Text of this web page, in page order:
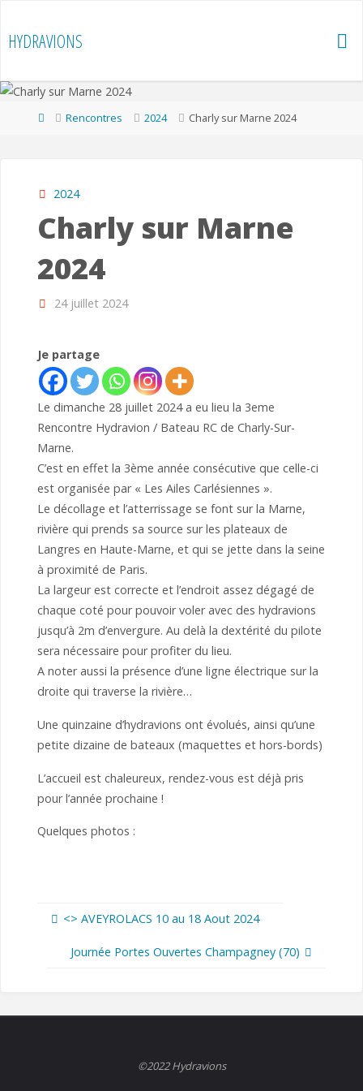
content
HYDRAVIONS
HomeRencontres 2024 Charly sur Marne 2024
2024
Charly sur Marne
2024
24 juillet 2024
Je partage
Le dimanche 28 juillet 2024 a eu lieu la 3eme
Rencontre Hydravion / Bateau RC de Charly-Sur-
Marne.
C’est en effet la 3ème année consécutive que celle-ci
est organisée par « Les Ailes Carlésiennes ».
Le décollage et l’atterrissage se font sur la Marne,
rivière qui prends sa source sur les plateaux de
Langres en Haute-Marne, et qui se jette dans la seine
à proximité de Paris.
La largeur est correcte et l’endroit assez dégagé de
chaque coté pour pouvoir voler avec des hydravions
jusqu’à 2m d’envergure. Au delà la dextérité du pilote
sera nécessaire pour profiter du lieu.
A noter aussi la présence d’une ligne électrique sur la
droite qui traverse la rivière…
Une quinzaine d’hydravions ont évolués, ainsi qu’une
petite dizaine de bateaux (maquettes et hors-bords)
L’accueil est chaleureux, rendez-vous est déjà pris
pour l’année prochaine !
Quelques photos :
<> AVEYROLACS 10 au 18 Aout 2024
Journée Portes Ouvertes Champagney (70)
©2022 Hydravions